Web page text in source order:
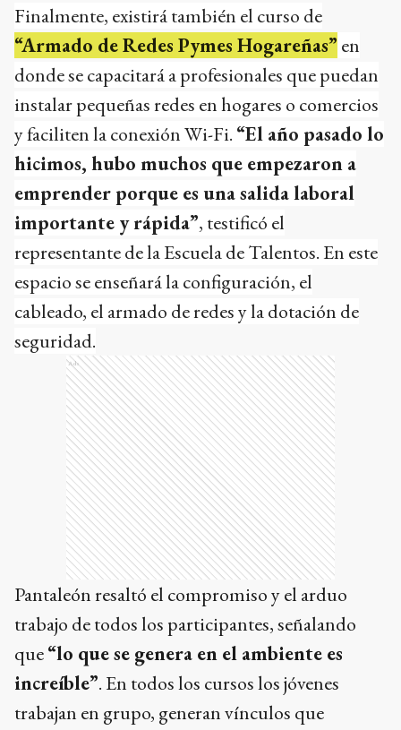
Finalmente, existirá también el curso de
“Armado de Redes Pymes Hogareñas” en
donde se capacitará a profesionales que puedan
instalar pequeñas redes en hogares o comercios
y faciliten la conexión Wi-Fi. “El año pasado lo
hicimos, hubo muchos que empezaron a
emprender porque es una salida laboral
importante y rápida”, testificó el
representante de la Escuela de Talentos. En este
espacio se enseñará la configuración, el
cableado, el armado de redes y la dotación de
seguridad.
Ads
Pantaleón resaltó el compromiso y el arduo
trabajo de todos los participantes, señalando
que“lo que se genera en el ambiente es
increíble”. En todos los cursos los jóvenes
trabajan en grupo, generan vínculos que